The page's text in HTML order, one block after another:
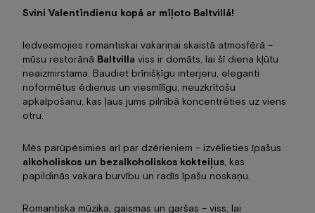
LV
EN
Svini Valentīndienu kopā ar mīļoto Baltvillā!
Iedvesmojies romantiskai vakariņai skaistā atmosfērā –
mūsu restorānā Baltvilla viss ir domāts, lai šī diena kļūtu
neaizmirstama. Baudiet brīnišķīgu interjeru, eleganti
noformētus ēdienus un viesmīlīgu, neuzkrītošu
apkalpošanu, kas ļaus jums pilnībā koncentrēties uz viens
otru.
Mēs parūpēsimies arī par dzērieniem – izvēlieties īpašus
alkoholiskos un bezalkoholiskos kokteiļus , kas
papildinās vakara burvību un radīs īpašu noskaņu.
Romantiska mūzika, gaismas un garšas – viss, lai